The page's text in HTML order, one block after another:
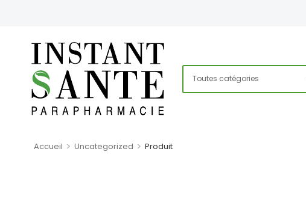
Accueil > Uncategorized > Produit